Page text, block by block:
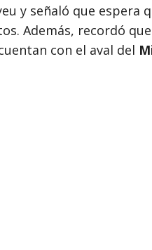
y señaló que espera
Además, recordó
con el aval del